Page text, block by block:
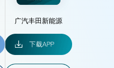
广汽丰田新能源